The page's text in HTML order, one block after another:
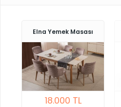
Elna Yemek Masası
18.000 TL